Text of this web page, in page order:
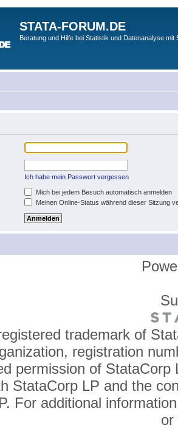
STATA-FORUM.DE
Beratung und Hilfe bei Statistik und Datenanalyse mit
Ich habe mein Passwort vergessen
Mich bei jedem Besuch automatisch anmelden
Meinen Online-Status während dieser Sitzung
trademark of
registration
permission of
StataCorp LP and the
For additional
or